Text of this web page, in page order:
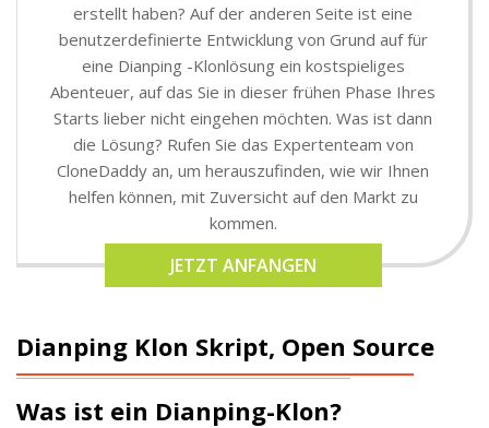
erstellt haben? Auf der anderen Seite ist eine
benutzerdefinierte Entwicklung von Grund auf für
eine Dianping -Klonlösung ein kostspieliges
Abenteuer, auf das Sie in dieser frühen Phase Ihres
Starts lieber nicht eingehen möchten. Was ist dann
die Lösung? Rufen Sie das Expertenteam von
CloneDaddy an, um herauszufinden, wie wir Ihnen
helfen können, mit Zuversicht auf den Markt zu
kommen.
JETZT ANFANGEN
Dianping Klon Skript, Open Source
Was ist ein Dianping-Klon?